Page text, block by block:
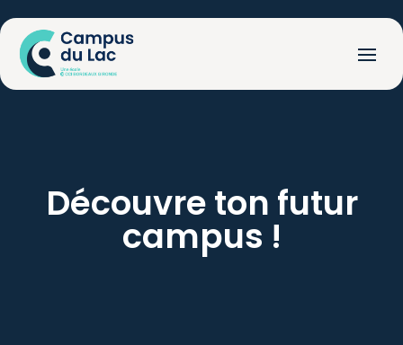
Découvreton futur
campus !